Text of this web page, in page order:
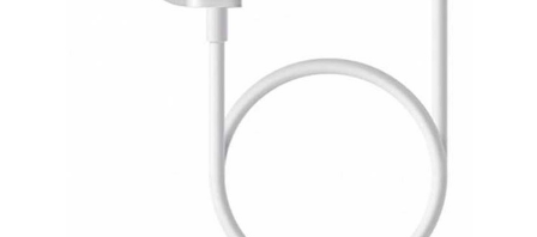
% картой любого банка
выбранный способом
75% будут
с вашей карты